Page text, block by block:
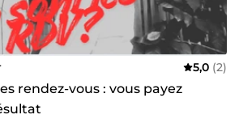
5,0 (2)
rendez-vous : vous payez